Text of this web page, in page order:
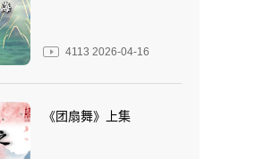
4113 2026-04-16
《团扇舞》上集